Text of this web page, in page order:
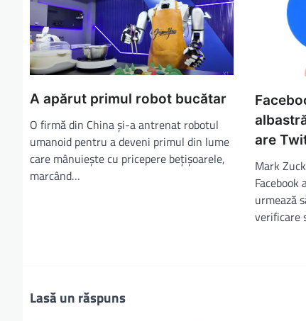
A apărut primul robot bucătar
O firmă din China și-a antrenat robotul
umanoid pentru a deveni primul din lume
care mânuiește cu pricepere bețișoarele,
marcând…
are
Mark
urmează
verificare
Lasă un răspuns